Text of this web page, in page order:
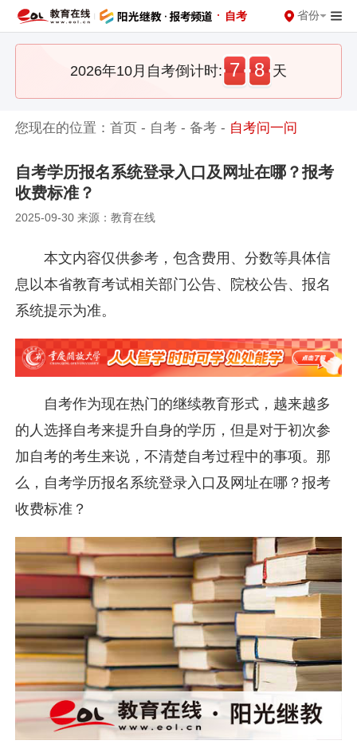
· 自考 省份
2026年10月自考倒计时: 7 8 天
您现在的位置：首页 - 自考 -备考 - 自考问一问
自考学历报名系统登录入口及网址在哪？报考
收费标准？
2025-09-30 来源：教育在线
本文内容仅供参考，包含费用、分数等具体信
息以本省教育考试相关部门公告、院校公告、报名
系统提示为准。
自考作为现在热门的继续教育形式，越来越多
的人选择自考来提升自身的学历，但是对于初次参
加自考的考生来说，不清楚自考过程中的事项。那
么，自考学历报名系统登录入口及网址在哪？报考
收费标准？